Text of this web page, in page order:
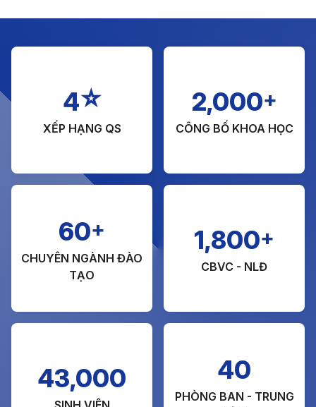
4☆
XẾP HẠNG QS
2,000+
CÔNG BỐ KHOA HỌC
60+
CHUYÊN NGÀNH ĐÀO
TẠO
1,800+
CBVC - NLĐ
43,000 40
PHÒNG BAN - TRUNG